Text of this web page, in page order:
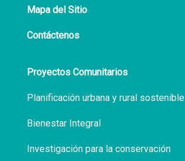
Mapa del Sitio
Contáctenos
Proyectos Comunitarios
Planificación urbana y rural sostenible
Bienestar Integral
Investigación para la conservación